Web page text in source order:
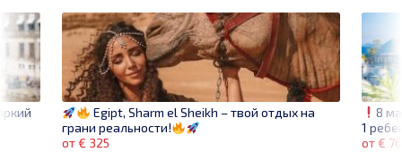
8
1
от €
Egipt, Sharm el Sheikh – твой отдых на
грани реальности!
от € 325